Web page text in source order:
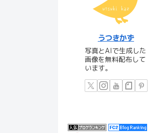
うつきかず
写真とAIで生成した
画像を無料配布して
います。